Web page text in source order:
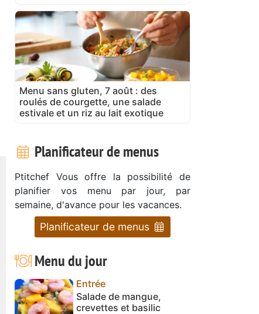
Menu sans gluten, 7 août : des
roulés de courgette, une salade
estivale et un riz au lait exotique
Planificateur de menus
Ptitchef Vous offre la possibilité de
planifier vos menu par jour, par
semaine, d'avance pour les vacances.
Planificateur de menus
Menu du jour
Entrée
Salade de mangue,
crevettes et basilic